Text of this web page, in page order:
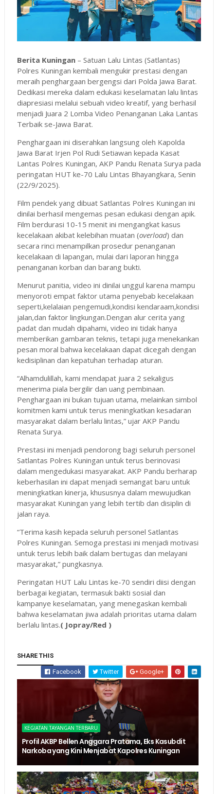
Berita Kuningan – Satuan Lalu Lintas (Satlantas)
Polres Kuningan kembali mengukir prestasi dengan
meraih penghargaan bergengsi dari Polda Jawa Barat.
Dedikasi mereka dalam edukasi keselamatan lalu lintas
diapresiasi melalui sebuah video kreatif, yang berhasil
menjadi Juara 2 Lomba Video Penanganan Laka Lantas
Terbaik se-Jawa Barat.
Penghargaan ini diserahkan langsung oleh Kapolda
Jawa Barat Irjen Pol Rudi Setiawan kepada Kasat
Lantas Polres Kuningan, AKP Pandu Renata Surya pada
peringatan HUT ke-70 Lalu Lintas Bhayangkara, Senin
(22/9/2025).
Film pendek yang dibuat Satlantas Polres Kuningan ini
dinilai berhasil mengemas pesan edukasi dengan apik.
Film berdurasi 10-15 menit ini mengangkat kasus
kecelakaan akibat kelebihan muatan (overload) dan
secara rinci menampilkan prosedur penanganan
kecelakaan di lapangan, mulai dari laporan hingga
penanganan korban dan barang bukti.
Menurut panitia, video ini dinilai unggul karena mampu
menyoroti empat faktor utama penyebab kecelakaan
seperti,kelalaian pengemudi,kondisi kendaraam,kondisi
jalan,dan faktor lingkungan.Dengan alur cerita yang
padat dan mudah dipahami, video ini tidak hanya
memberikan gambaran teknis, tetapi juga menekankan
pesan moral bahwa kecelakaan dapat dicegah dengan
kedisiplinan dan kepatuhan terhadap aturan.
“Alhamdulillah, kami mendapat juara 2 sekaligus
menerima piala bergilir dan uang pembinaan.
Penghargaan ini bukan tujuan utama, melainkan simbol
komitmen kami untuk terus meningkatkan kesadaran
masyarakat dalam berlalu lintas,” ujar AKP Pandu
Renata Surya.
Prestasi ini menjadi pendorong bagi seluruh personel
Satlantas Polres Kuningan untuk terus berinovasi
dalam mengedukasi masyarakat. AKP Pandu berharap
keberhasilan ini dapat menjadi semangat baru untuk
meningkatkan kinerja, khususnya dalam mewujudkan
masyarakat Kuningan yang lebih tertib dan disiplin di
jalan raya.
“Terima kasih kepada seluruh personel Satlantas
Polres Kuningan. Semoga prestasi ini menjadi motivasi
untuk terus lebih baik dalam bertugas dan melayani
masyarakat,” pungkasnya.
Peringatan HUT Lalu Lintas ke-70 sendiri diisi dengan
berbagai kegiatan, termasuk bakti sosial dan
kampanye keselamatan, yang menegaskan kembali
bahwa keselamatan jiwa adalah prioritas utama dalam
berlalu lintas.( Jopray/Red )
SHARE THIS
Facebook Twitter Google+
KEGIATAN TAYANGAN TERBARU
Profil AKBP Bellen Anggara Pratama, Eks Kasubdit
Narkoba yang Kini Menjabat Kapolres Kuningan